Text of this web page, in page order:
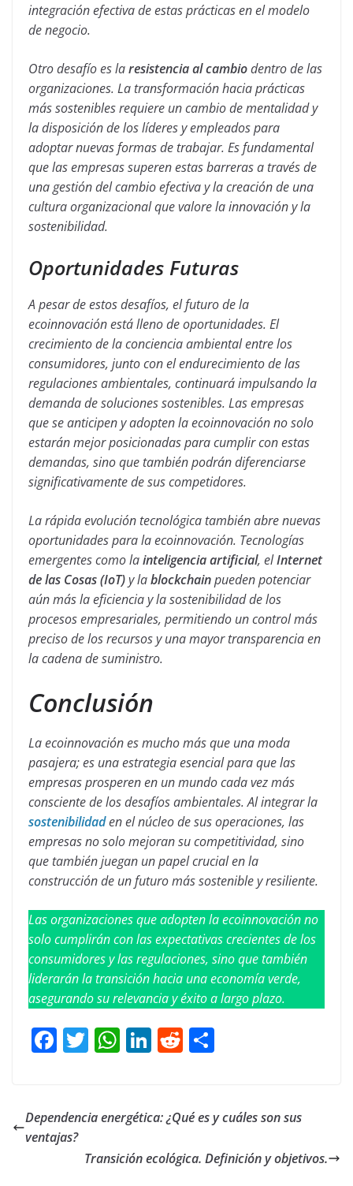
integración efectiva de estas prácticas en el modelo
de negocio.
Otro desafío es laresistencia al cambiodentro de las
organizaciones. La transformación hacia prácticas
más sostenibles requiere un cambio de mentalidad y
la disposición de los líderes y empleados para
adoptar nuevas formas de trabajar. Es fundamental
que las empresas superen estas barreras a través de
una gestión del cambio efectiva y la creación de una
cultura organizacional que valore la innovación y la
sostenibilidad.
Oportunidades Futuras
A pesar de estos desafíos, el futuro de la
ecoinnovación está lleno de oportunidades. El
crecimiento de la conciencia ambiental entre los
consumidores, junto con el endurecimiento de las
regulaciones ambientales, continuará impulsando la
demanda de soluciones sostenibles. Las empresas
que se anticipen y adopten la ecoinnovación no solo
estarán mejor posicionadas para cumplir con estas
demandas, sino que también podrán diferenciarse
significativamente de sus competidores.
La rápida evolución tecnológica también abre nuevas
oportunidades para la ecoinnovación. Tecnologías
emergentes como lainteligencia artificial, elInternet
de las Cosas (IoT)y lablockchainpueden potenciar
aún más la eficiencia y la sostenibilidad de los
procesos empresariales, permitiendo un control más
preciso de los recursos y una mayor transparencia en
la cadena de suministro.
Conclusión
La ecoinnovación es mucho más que una moda
pasajera; es una estrategia esencial para que las
empresas prosperen en un mundo cada vez más
consciente de los desafíos ambientales. Al integrar la
sostenibilidaden el núcleo de sus operaciones, las
empresas no solo mejoran su competitividad, sino
que también juegan un papel crucial en la
construcción de un futuro más sostenible y resiliente.
Las organizaciones que adopten la ecoinnovación no
solo cumplirán con las expectativas crecientes de los
consumidores y las regulaciones, sino que también
liderarán la transición hacia una economía verde,
asegurando su relevancia y éxito a largo plazo.
F
b
o
T
er
W
sA
p
Li
dI
R
di p
tir
Dependencia energética: ¿Qué es y cuáles son sus
ventajas?
Transición ecológica. Definición y objetivos.